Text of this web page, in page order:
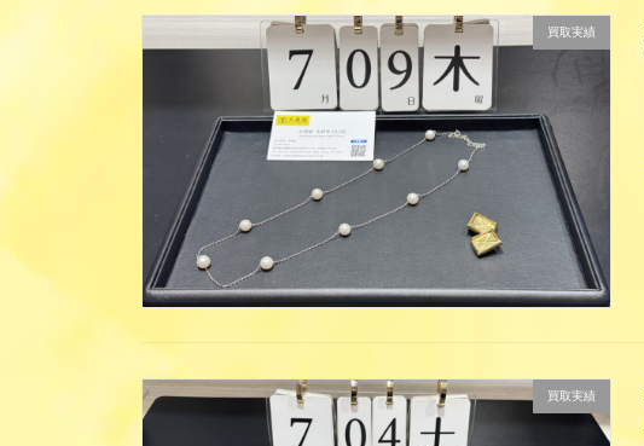
買取実績
買取実績